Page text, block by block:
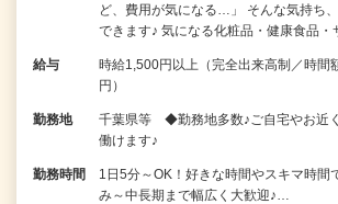
ど、費用が気になる…」 そんな気持ち
できます♪ 気になる化粧品・健康食品・
給与
時給1,500円以上（完全出来高制／時間
円）
勤務地
千葉県等 ◆勤務地多数♪ご自宅やお近
働けます♪
勤務時間
1日5分～OK！好きな時間やスキマ時
み～中長期まで幅広く大歓迎♪…